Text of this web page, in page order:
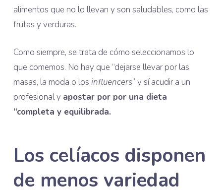
alimentos que no lo llevan y son saludables, como las
frutas y verduras.
Como siempre, se trata de cómo seleccionamos lo
que comemos. No hay que “dejarse llevar por las
masas, la moda o los influencers” y sí acudir a un
profesional y apostar por por una dieta
“completa y equilibrada.
Los celíacos disponen
de menos variedad